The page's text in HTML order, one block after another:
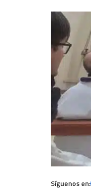
Síguenos en: